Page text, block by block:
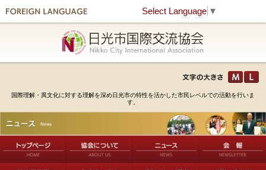
Select Language ▼
国際理解・異文化に対する理解を深め日光市の特性を活かした市民レベルでの活動を行いま
す。